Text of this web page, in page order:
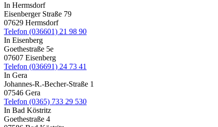
In Hermsdorf
Eisenberger Straße 79
07629 Hermsdorf
Telefon (036601) 21 98 90
In Eisenberg
Goethestraße 5e
07607 Eisenberg
Telefon (036691) 24 73 41
In Gera
Johannes-R.-Becher-Straße 1
07546 Gera
Telefon (0365) 733 29 530
In Bad Köstritz
Goethestraße 4